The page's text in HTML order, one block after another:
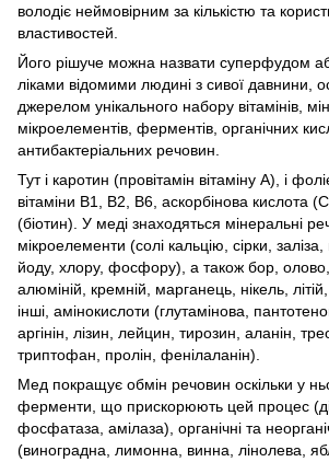
володіє неймовірним за кількістю та
властивостей.
Його рішуче можна назвати суперфудом
ліками відомими людині з сивої давнини,
джерелом унікального набору вітамінів,
мікроелементів, ферментів, органічних
антибактеріальних речовин.
Тут і каротин (провітамін вітаміну А), і
вітаміни B1, B2, B6, аскорбінова кислота
(біотин). У меді знаходяться мінеральні
мікроелементи (солі кальцію, сірки,
йоду, хлору, фосфору), а також бор,
алюміній, кремній, марганець, нікель,
інші, амінокислоти (глутамінова,
аргінін, лізин, лейцин, тирозин, аланін,
триптофан, пролін, фенілаланін).
Мед покращує обмін речовин оскільки у
ферменти, що прискорюють цей процес
фосфатаза, амілаза), органічні та
(виноградна, лимонна, винна, лінолева,